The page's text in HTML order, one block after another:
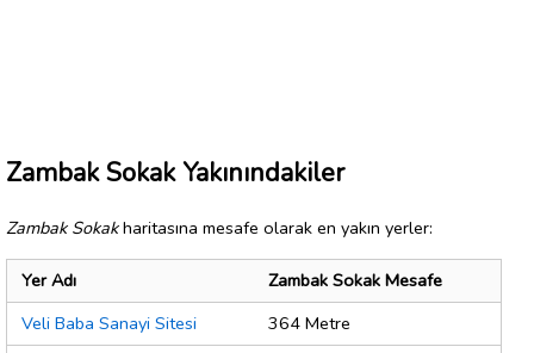
Zambak Sokak Yakınındakiler
Zambak Sokakharitasına mesafe olarak en yakın yerler:
Yer Adı
Zambak Sokak Mesafe
Veli Baba Sanayi Sitesi
364 Metre